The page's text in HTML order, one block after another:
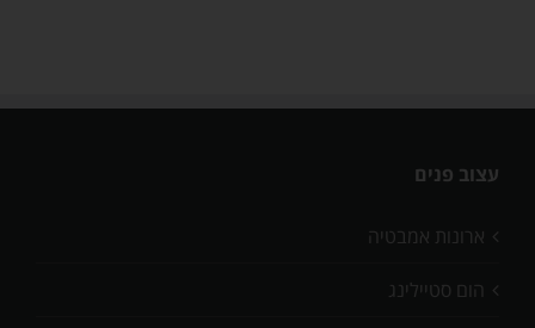
עצוב פנים
ארונות אמבטיה
הום סטיילינג